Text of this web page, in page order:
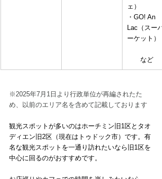
ェ）
・GO! An
Lac（スー
ーケット）
など
※2025年7月1日より行政単位が再編されたた
め、以前のエリア名を含めて記載しております
観光スポットが多いのはホーチミン旧1区とタオ
ディエン旧2区（現在はトゥドック市）です。有
名な観光スポットを一通り訪れたいなら旧1区を
中心に回るのがおすすめです。